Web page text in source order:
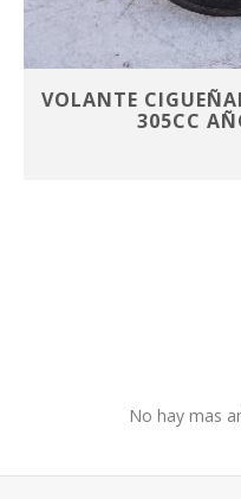
VOLANTE
305CC
No hay mas